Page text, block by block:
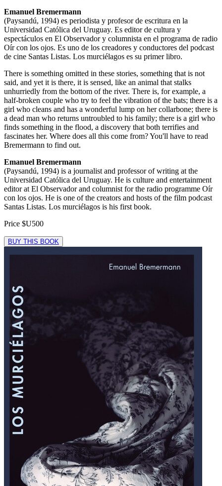
Emanuel Bremermann
(Paysandú, 1994) es periodista y profesor de escritura en la
Universidad Católica del Uruguay. Es editor de cultura y
espectáculos en El Observador y columnista en el programa de radio
Oír con los ojos. Es uno de los creadores y conductores del podcast
de cine Santas Listas. Los murciélagos es su primer libro.
There is something omitted in these stories, something that is not
said, and yet it is there, it is sensed, like an animal that stalks
unhurriedly from the bottom of the river. There is, for example, a
half-broken couple who try to feel the vibration of the bats; there is a
girl who cleans and has a wonderful lump on her collarbone; there is
a dead man who returns untroubled to his family; there is a girl who
finds something in the flood, a discovery that both terrifies and
fascinates her. Where does all this come from? You'll have to read
Bremermann to find out.
Emanuel Bremermann
(Paysandú, 1994) is a journalist and professor of writing at the
Universidad Católica del Uruguay. He is culture and entertainment
editor at El Observador and columnist for the radio programme Oír
con los ojos. He is one of the creators and hosts of the film podcast
Santas Listas. Los murciélagos is his first book.
Price $U500
BUY THIS BOOK